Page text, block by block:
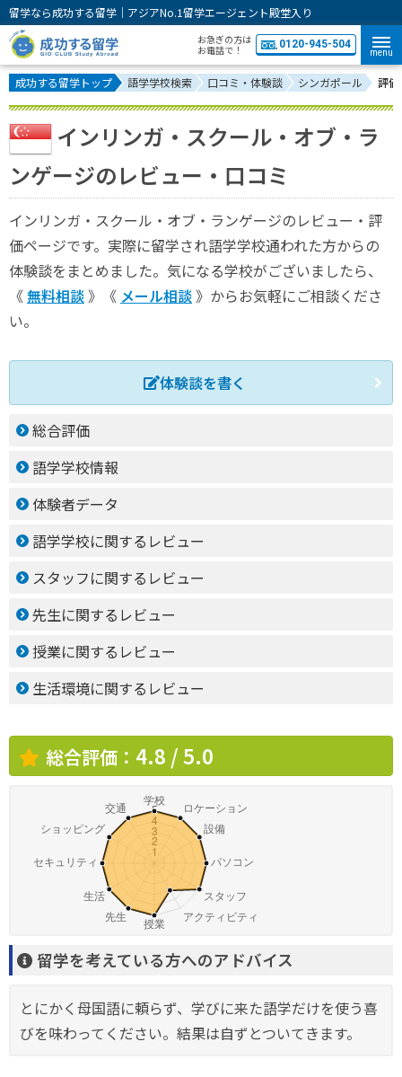
留学なら成功する留学｜アジアNo.1留学エージェント殿堂入り
お急ぎの方は
お電話で！
0120-945-504
menu
成功する留学トップ 語学学校検索 口コミ・体験談 シンガポール 評価
インリンガ・スクール・オブ・ラ
ンゲージのレビュー・口コミ
インリンガ・スクール・オブ・ランゲージのレビュー・評
価ページです。実際に留学され語学学校通われた方からの
体験談をまとめました。気になる学校がございましたら、
《 無料相談 》《 メール相談 》からお気軽にご相談くださ
い。
体験談を書く
総合評価
語学学校情報
体験者データ
語学学校に関するレビュー
スタッフに関するレビュー
先生に関するレビュー
授業に関するレビュー
生活環境に関するレビュー
総合評価： 4.8 / 5.0
留学を考えている方へのアドバイス
とにかく母国語に頼らず、学びに来た語学だけを使う喜
びを味わってください。結果は自ずとついてきます。